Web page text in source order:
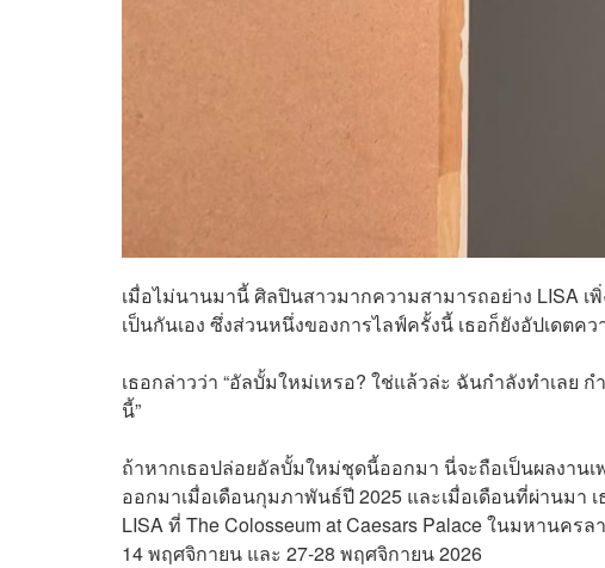
เมื่อไม่นานมานี้ ศิลปินสาวมากความสามารถอย่าง LISA
เป็นกันเอง ซึ่งส่วนหนึ่งของการไลฟ์ครั้งนี้ เธอก็ยังอัปเดตค
เธอกล่าวว่า “อัลบั้มใหม่เหรอ? ใช่แล้วล่ะ ฉันกำลังทำเลย
นี้”
ถ้าหากเธอปล่อยอัลบั้มใหม่ชุดนี้ออกมา นี่จะถือเป็นผลงาน
ออกมาเมื่อเดือนกุมภาพันธ์ปี 2025 และเมื่อเดือนที่ผ่านมา
LISA ที่ The Colosseum at Caesars Palace ในมหานค
14 พฤศจิกายน และ 27-28 พฤศจิกายน 2026